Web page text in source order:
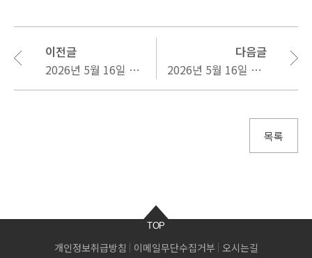
이전글
2026년 5월 16일 주말체험프로그램 참여자 모집안내
다음글
2026년 5월 16일 주말체험프로그램 참여자 추가모집 안내
목록
TOP
개인정보취급방침 이메일무단수집거부 오시는길